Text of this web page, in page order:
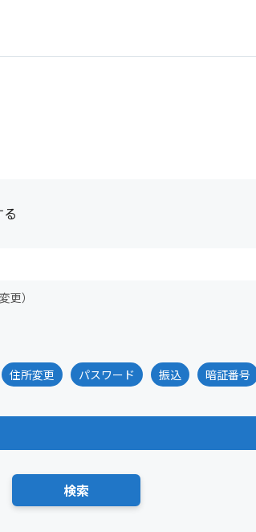
）
住所変更 パスワード 振込 暗証番号